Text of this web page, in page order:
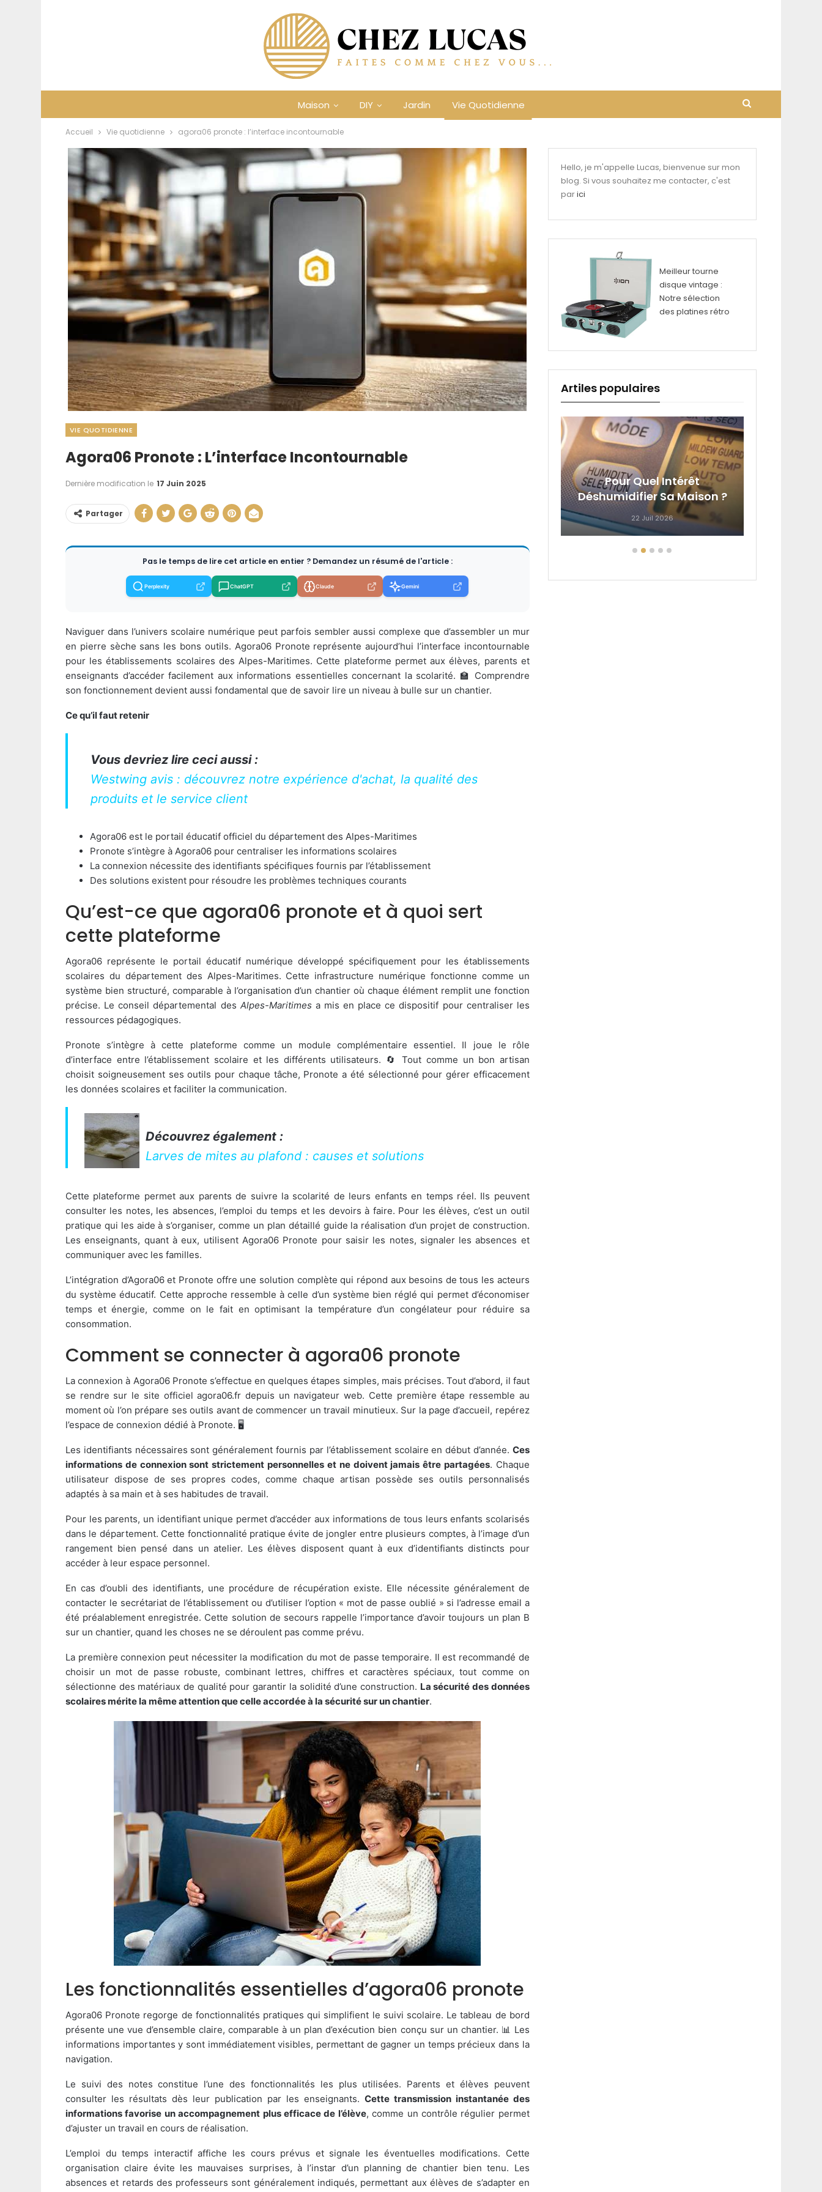
Maison DIY Jardin Vie Quotidienne
Accueil Vie quotidienne agora06 pronote : l’interface incontournable
VIE QUOTIDIENNE
Agora06 Pronote : L’interface Incontournable
Dernière modification le 17 Juin 2025
Partager
Pas le temps de lire cet article en entier ? Demandez un résumé de l'article :
Perplexity ChatGPT Claude Gemini
Naviguer dans l’univers scolaire numérique peut parfois sembler aussi complexe que d’assembler un mur
en pierre sèche sans les bons outils. Agora06 Pronote représente aujourd’hui l’interface incontournable
pour les établissements scolaires des Alpes-Maritimes. Cette plateforme permet aux élèves, parents et
enseignants d’accéder facilement aux informations essentielles concernant la scolarité. 🏫 Comprendre
son fonctionnement devient aussi fondamental que de savoir lire un niveau à bulle sur un chantier.
Ce qu’il faut retenir
Vous devriez lire ceci aussi :
Westwing avis : découvrez notre expérience d'achat, la qualité des
produits et le service client
Agora06 est le portail éducatif officiel du département des Alpes-Maritimes
Pronote s’intègre à Agora06 pour centraliser les informations scolaires
La connexion nécessite des identifiants spécifiques fournis par l’établissement
Des solutions existent pour résoudre les problèmes techniques courants
Qu’est-ce que agora06 pronote et à quoi sert
cette plateforme
Agora06 représente le portail éducatif numérique développé spécifiquement pour les établissements
scolaires du département des Alpes-Maritimes. Cette infrastructure numérique fonctionne comme un
système bien structuré, comparable à l’organisation d’un chantier où chaque élément remplit une fonction
précise. Le conseil départemental des Alpes-Maritimes a mis en place ce dispositif pour centraliser les
ressources pédagogiques.
Pronote s’intègre à cette plateforme comme un module complémentaire essentiel. Il joue le rôle
d’interface entre l’établissement scolaire et les différents utilisateurs. 🔄 Tout comme un bon artisan
choisit soigneusement ses outils pour chaque tâche, Pronote a été sélectionné pour gérer efficacement
les données scolaires et faciliter la communication.
Découvrez également :
Larves de mites au plafond : causes et solutions
Cette plateforme permet aux parents de suivre la scolarité de leurs enfants en temps réel. Ils peuvent
consulter les notes, les absences, l’emploi du temps et les devoirs à faire. Pour les élèves, c’est un outil
pratique qui les aide à s’organiser, comme un plan détaillé guide la réalisation d’un projet de construction.
Les enseignants, quant à eux, utilisent Agora06 Pronote pour saisir les notes, signaler les absences et
communiquer avec les familles.
L’intégration d’Agora06 et Pronote offre une solution complète qui répond aux besoins de tous les acteurs
du système éducatif. Cette approche ressemble à celle d’un système bien réglé qui permet d’économiser
temps et énergie, comme on le fait en optimisant la température d’un congélateur pour réduire sa
consommation.
Comment se connecter à agora06 pronote
La connexion à Agora06 Pronote s’effectue en quelques étapes simples, mais précises. Tout d’abord, il faut
se rendre sur le site officiel agora06.fr depuis un navigateur web. Cette première étape ressemble au
moment où l’on prépare ses outils avant de commencer un travail minutieux. Sur la page d’accueil, repérez
l’espace de connexion dédié à Pronote. 🖥️
Les identifiants nécessaires sont généralement fournis par l’établissement scolaire en début d’année. Ces
informations de connexion sont strictement personnelles et ne doivent jamais être partagées. Chaque
utilisateur dispose de ses propres codes, comme chaque artisan possède ses outils personnalisés
adaptés à sa main et à ses habitudes de travail.
Pour les parents, un identifiant unique permet d’accéder aux informations de tous leurs enfants scolarisés
dans le département. Cette fonctionnalité pratique évite de jongler entre plusieurs comptes, à l’image d’un
rangement bien pensé dans un atelier. Les élèves disposent quant à eux d’identifiants distincts pour
accéder à leur espace personnel.
En cas d’oubli des identifiants, une procédure de récupération existe. Elle nécessite généralement de
contacter le secrétariat de l’établissement ou d’utiliser l’option « mot de passe oublié » si l’adresse email a
été préalablement enregistrée. Cette solution de secours rappelle l’importance d’avoir toujours un plan B
sur un chantier, quand les choses ne se déroulent pas comme prévu.
La première connexion peut nécessiter la modification du mot de passe temporaire. Il est recommandé de
choisir un mot de passe robuste, combinant lettres, chiffres et caractères spéciaux, tout comme on
sélectionne des matériaux de qualité pour garantir la solidité d’une construction. La sécurité des données
scolaires mérite la même attention que celle accordée à la sécurité sur un chantier.
Les fonctionnalités essentielles d’agora06 pronote
Agora06 Pronote regorge de fonctionnalités pratiques qui simplifient le suivi scolaire. Le tableau de bord
présente une vue d’ensemble claire, comparable à un plan d’exécution bien conçu sur un chantier. 📊 Les
informations importantes y sont immédiatement visibles, permettant de gagner un temps précieux dans la
navigation.
Le suivi des notes constitue l’une des fonctionnalités les plus utilisées. Parents et élèves peuvent
consulter les résultats dès leur publication par les enseignants. Cette transmission instantanée des
informations favorise un accompagnement plus efficace de l’élève, comme un contrôle régulier permet
d’ajuster un travail en cours de réalisation.
L’emploi du temps interactif affiche les cours prévus et signale les éventuelles modifications. Cette
organisation claire évite les mauvaises surprises, à l’instar d’un planning de chantier bien tenu. Les
absences et retards des professeurs sont généralement indiqués, permettant aux élèves de s’adapter en
Hello, je m'appelle Lucas, bienvenue sur mon
blog. Si vous souhaitez me contacter, c'est
parici
Meilleur tourne
disque vintage :
Notre sélection
des platines rétro
Artiles populaires
Aménager Une Petite
Cuisine : Nos Astuces Pour
20 Juil 2026
DIY : Comment Faire Sa
Pour Quel Intérêt
Déshumidifier Sa Maison ?
22 Juil 2026